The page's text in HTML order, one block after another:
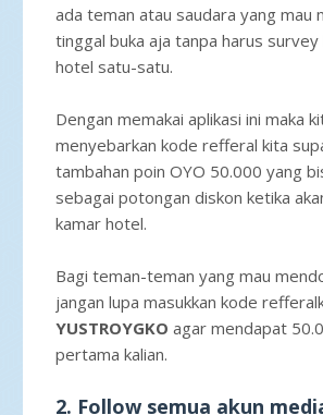
ada teman atau saudara yang mau
tinggal buka aja tanpa harus survey
hotel satu-satu.
Dengan memakai aplikasi ini maka
menyebarkan kode refferal kita
tambahan poin OYO 50.000 yang
sebagai potongan diskon ketika
kamar hotel.
Bagi teman-teman yang mau
jangan lupa masukkan kode
YUSTROYGKO agar mendapat
pertama kalian.
2. Follow semua akun